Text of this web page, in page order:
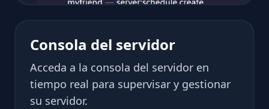
Consola del servidor
Acceda a la consola del servidor en
tiempo real para supervisar y gestionar
su servidor.